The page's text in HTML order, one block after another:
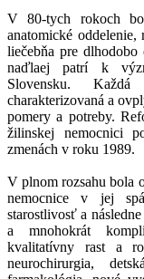
V 80-tych rokoch
anatomické oddelenie,
liečebňa pre
naďlaej patrí k
Slovensku.
charakterizovaná a
pomery a potreby.
žilinskej nemocnici
zmenách v roku 1989.
V plnom rozsahu bola
nemocnice v jej
starostlivosť a
a mnohokrát
kvalitatívny rast a
neurochirurgia,